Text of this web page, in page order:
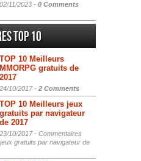
02/11/2023 - 0 Comments
Top 10
TOP 10 Meilleurs
MMORPG gratuits de
2017
24/10/2017 - 2 Comments
TOP 10 Meilleurs jeux
gratuits par navigateur
de 2017
23/10/2017 - Commentaires
gratuits par navigateur de